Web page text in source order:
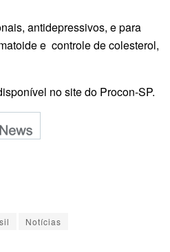
antidepressivos, e para
e controle de colesterol,
no site do Procon-SP.
Notícias